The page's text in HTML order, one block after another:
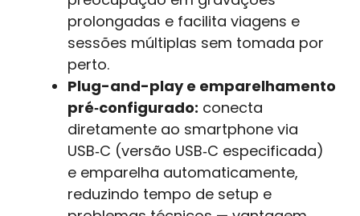
prolongadas e facilita viagens e
sessões múltiplas sem tomada por
perto.
Plug-and-play e emparelhamento
pré‑configurado: conecta
diretamente ao smartphone via
USB‑C (versão USB‑C especificada)
e emparelha automaticamente,
reduzindo tempo de setup e